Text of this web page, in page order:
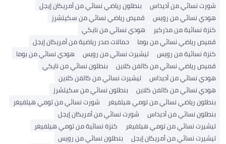
شورت نسائي من أديداس
بنطلون رياضي نسائي من أمريكان إيجل
هودي نسائي من رويس
قميص رياضي نسائي من سكيتشرز
كنزة نسائية من مذركير
هودي نسائي من نايكي
قميص رياضي نسائي من بوما
حمالات صدر رياضية من أمريكان إيجل
كنزة نسائية من رويس
تيشيرت نسائي من رويس
هودي نسائي من بوما
قميص رياضي نسائي من كالفن كلاين
بنطلون نسائي من نايكي
هودي نسائي من أديداس
تيشيرت نسائي من كالفن كلاين
هودي نسائي من كالفن كلاين
بنطلون نسائي من سكيتشرز
بنطلون رياضي نسائي من تومي هيلفيغر
شورت نسائي من تومي هيلفيغر
بنطلون نسائي من أديداس
شورت نسائي من أمريكان إيجل
تيشيرت نسائي من تومي هيلفيغر
كنزة نسائية من تومي هيلفيغر
تيشيرت نسائي من أمريكان إيجل
بنطلون نسائي من رويس